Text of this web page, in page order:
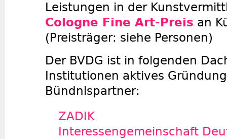
Leistungen in der
Cologne Fine Art-Preis an
(Preisträger: siehe Personen)
Der BVDG ist in folgenden
Institutionen aktives
Bündnispartner:
ZADIK
Interessengemeinschaft